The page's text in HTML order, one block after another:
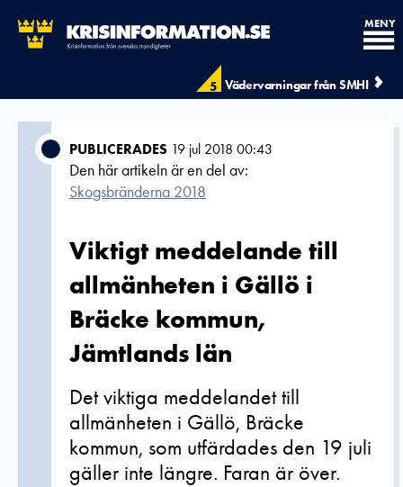
5 Vädervarningar från SMHI
MENY
PUBLICERADES 19 jul 2018 00:43
Den här artikeln är en del av:
Skogsbränderna 2018
Viktigt meddelande till
allmänheten i Gällö i
Bräcke kommun,
Jämtlands län
Det viktiga meddelandet till
allmänheten i Gällö, Bräcke
kommun, som utfärdades den 19 juli
gäller inte längre. Faran är över.